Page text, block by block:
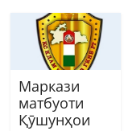
Маркази
матбуоти
Қӯшунҳои